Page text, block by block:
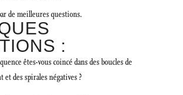
de meilleures questions.
:
êtes-vous coincé dans des boucles de
des spirales négatives ?